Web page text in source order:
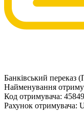
Банківський переказ
Найменування
Код отримувача:
Рахунок отримувача: